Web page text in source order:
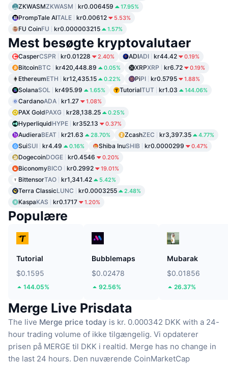
ZKWASMZKWASM kr0.006459 17.95%
PrompTale AITALE kr0.00612 5.53%
FU CoinFU kr0.000003215 1.57%
Mest besøgte kryptovalutaer
CasperCSPR kr0.01228 2.40% ADIADI kr44.42 0.19%
BitcoinBTC kr420,448.89 0.05% XRPXRP kr6.72 0.19%
EthereumETH kr12,435.15 0.22% PiPI kr0.5795 1.88%
SolanaSOL kr495.99 1.65% TutorialTUT kr1.03 144.06%
CardanoADA kr1.27 1.08%
PAX GoldPAXG kr28,138.25 0.25%
HyperliquidHYPE kr352.13 0.37%
AudieraBEAT kr21.63 28.70% ZcashZEC kr3,397.35 4.77%
SuiSUI kr4.49 0.16% Shiba InuSHIB kr0.0000299 0.47%
DogecoinDOGE kr0.4546 0.20%
BiconomyBICO kr0.2992 19.01%
BittensorTAO kr1,341.42 5.42%
Terra ClassicLUNC kr0.0003255 2.48%
KaspaKAS kr0.1717 1.20%
Populære
Tutorial
$0.1595
144.05%
Bubblemaps
$0.02478
92.56%
Mubarak
$0.01856
26.37%
Merge Live Prisdata
The live Merge price today is kr. 0.000342 DKK with a 24-
hour trading volume of ikke tilgængelig. Vi opdaterer
prisen på MERGE til DKK i realtid. Merge has no change in
the last 24 hours. Den nuværende CoinMarketCap